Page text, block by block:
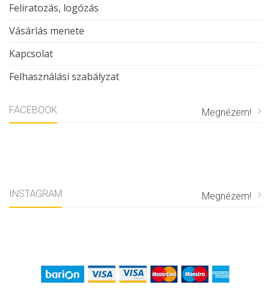
Feliratozás, logózás
Vásárlás menete
Kapcsolat
Felhasználási szabályzat
FACEBOOK Megnézem!
INSTAGRAM Megnézem!